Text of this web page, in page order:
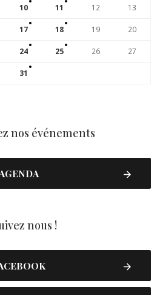
10 11 12 13
17 18 19 20
24 25 26 27
31
nos événements
nous !